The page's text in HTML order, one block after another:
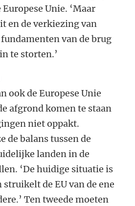
Unie. ‘Maar
en de verkiezing van
van de brug
te storten.’
ook de Europese Unie
afgrond komen te staan
niet oppakt.
de balans tussen de
landen in de
‘De huidige situatie is
de EU van de ene
Ten tweede moeten